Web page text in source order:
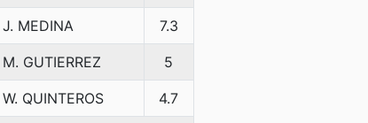
J. MEDINA 7.3
M. GUTIERREZ 5
W. QUINTEROS 4.7